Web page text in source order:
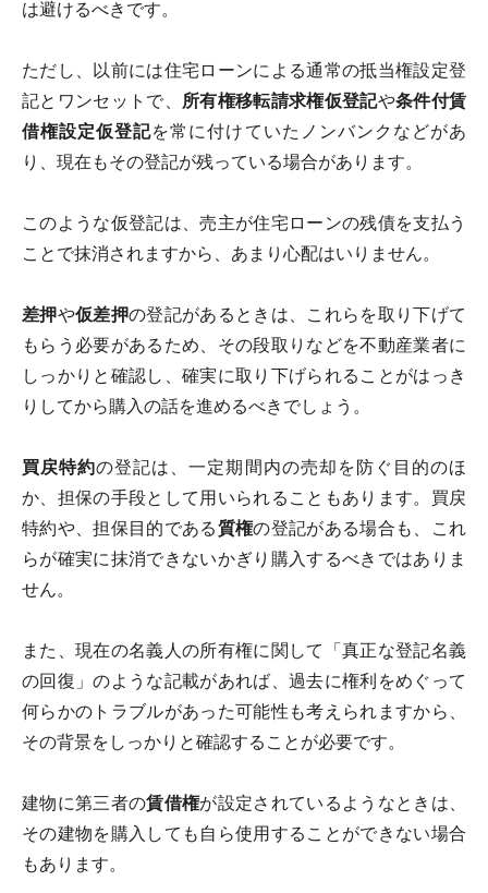
は避けるべきです。
ただし、以前には住宅ローンによる通常の抵当権設定登
記とワンセットで、 所有権移転請求権仮登記や条件付賃
借権設定仮登記を常に付けていたノンバンクなどがあ
り、現在もその登記が残っている場合があります。
このような仮登記は、売主が住宅ローンの残債を支払う
ことで抹消されますから、あまり心配はいりません。
差押や仮差押の登記があるときは、これらを取り下げて
もらう必要があるため、その段取りなどを不動産業者に
しっかりと確認し、確実に取り下げられることがはっき
りしてから購入の話を進めるべきでしょう。
買戻特約の登記は、一定期間内の売却を防ぐ目的のほ
か、担保の手段として用いられることもあります。買戻
特約や、担保目的である質権の登記がある場合も、これ
らが確実に抹消できないかぎり購入するべきではありま
せん。
また、現在の名義人の所有権に関して「真正な登記名義
の回復」のような記載があれば、過去に権利をめぐって
何らかのトラブルがあった可能性も考えられますから、
その背景をしっかりと確認することが必要です。
建物に第三者の賃借権が設定されているようなときは、
その建物を購入しても自ら使用することができない場合
もあります。